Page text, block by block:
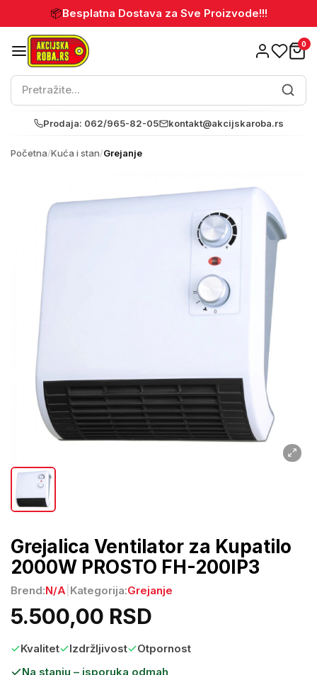
📦Besplatna Dostava za Sve Proizvode!!!
0
Prodaja: 062/965-82-05 kontakt@akcijskaroba.rs
Početna/Kuća i stan/Grejanje
Grejalica Ventilator za Kupatilo
2000W PROSTO FH-200IP3
Brend:N/A Kategorija:Grejanje
5.500,00 RSD
Kvalitet Izdržljivost
Otpornost
Na stanju – isporuka odmah